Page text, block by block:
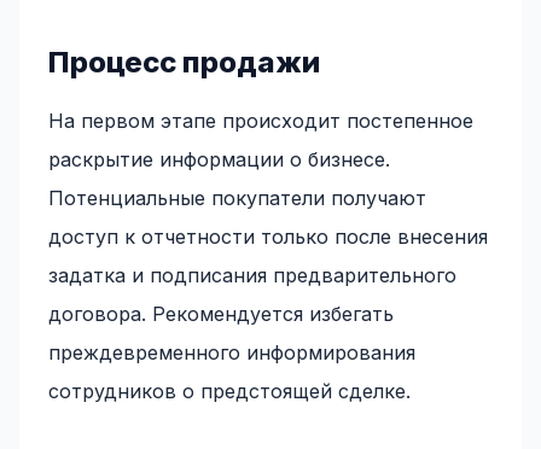
Процесс продажи
На первом этапе происходит постепенное
раскрытие информации о бизнесе.
Потенциальные покупатели получают
доступ к отчетности только после внесения
задатка и подписания предварительного
договора. Рекомендуется избегать
преждевременного информирования
сотрудников о предстоящей сделке.